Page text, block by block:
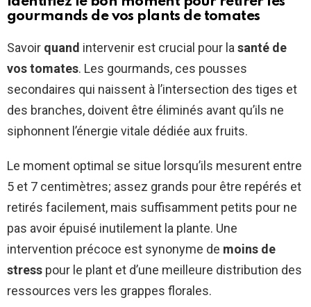
gourmands de vos plants de tomates
Savoir quand intervenir est crucial pour lasanté de
vos tomates. Les gourmands, ces pousses
secondaires qui naissent à l’intersection des tiges et
des branches, doivent être éliminés avant qu’ils ne
siphonnent l’énergie vitale dédiée aux fruits.
Le moment optimal se situe lorsqu’ils mesurent entre
5 et 7 centimètres; assez grands pour être repérés et
retirés facilement, mais suffisamment petits pour ne
pas avoir épuisé inutilement la plante. Une
intervention précoce est synonyme de moins de
stress pour le plant et d’une meilleure distribution des
ressources vers les grappes florales.